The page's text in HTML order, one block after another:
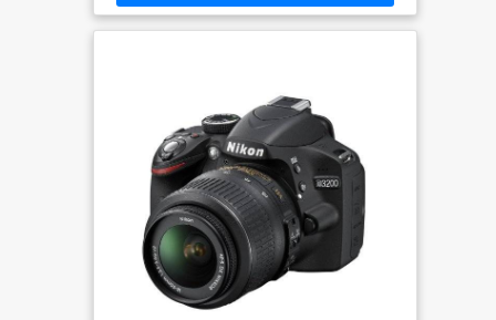
des résultats de qualité supérieure Capturez des
moments spontanés â€“ dans des vidéos Full HD
rafale jusqu'à 3 images par seconde et au
processeur d'image DIGIC 4, vous pouvez
facilement capturer l'instant et regarder le résultat
directement sur l'écran LCD de 7,5 cm ou partager
via Wi-Fi et NFC Contenu de la livraison : boîtier
noir EOS 2000D ; EF-S 18-55 mm F3.5-5.6 III ;
Å“illeton EF ; couvercle de boîtier d'appareil photo
R-F-3 ; sangle EW-400D ; batterie LP-E10 ; chargeur
de batterie LC-E10E ; cble d'alimentation pour
chargeur de batterie ; cache objectif ; bouchon
d'objectif ; instructions (français non garanti).
Première étape L'objectif ne contient pas de
stabilisateur